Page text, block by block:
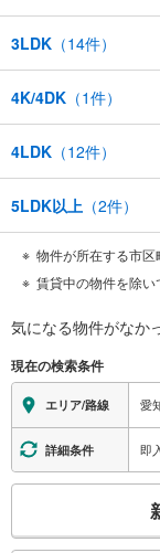
3LDK （14件）
4K/4DK （1件）
4LDK （12件）
5LDK以上 （2件）
物件が所在する市区
賃貸中の物件を除い
気になる物件がなか
現在の検索条件
エリア/路線 愛
詳細条件 即
検